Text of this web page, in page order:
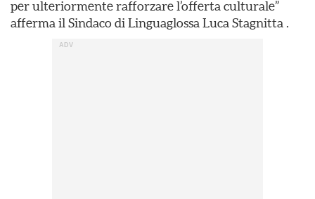
per ulteriormente rafforzare l’offerta culturale”
afferma il Sindaco di Linguaglossa Luca Stagnitta .